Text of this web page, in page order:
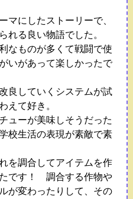
マにしたストーリーで、
れる良い物語でした。
なものが多くて戦闘で使
いがあって楽しかったで
良していくシステムが試
えて好き。
ューが美味しそうだった
校生活の表現が素敵で素
を調合してアイテムを作
です！ 調合する作物や
が変わったりして、その